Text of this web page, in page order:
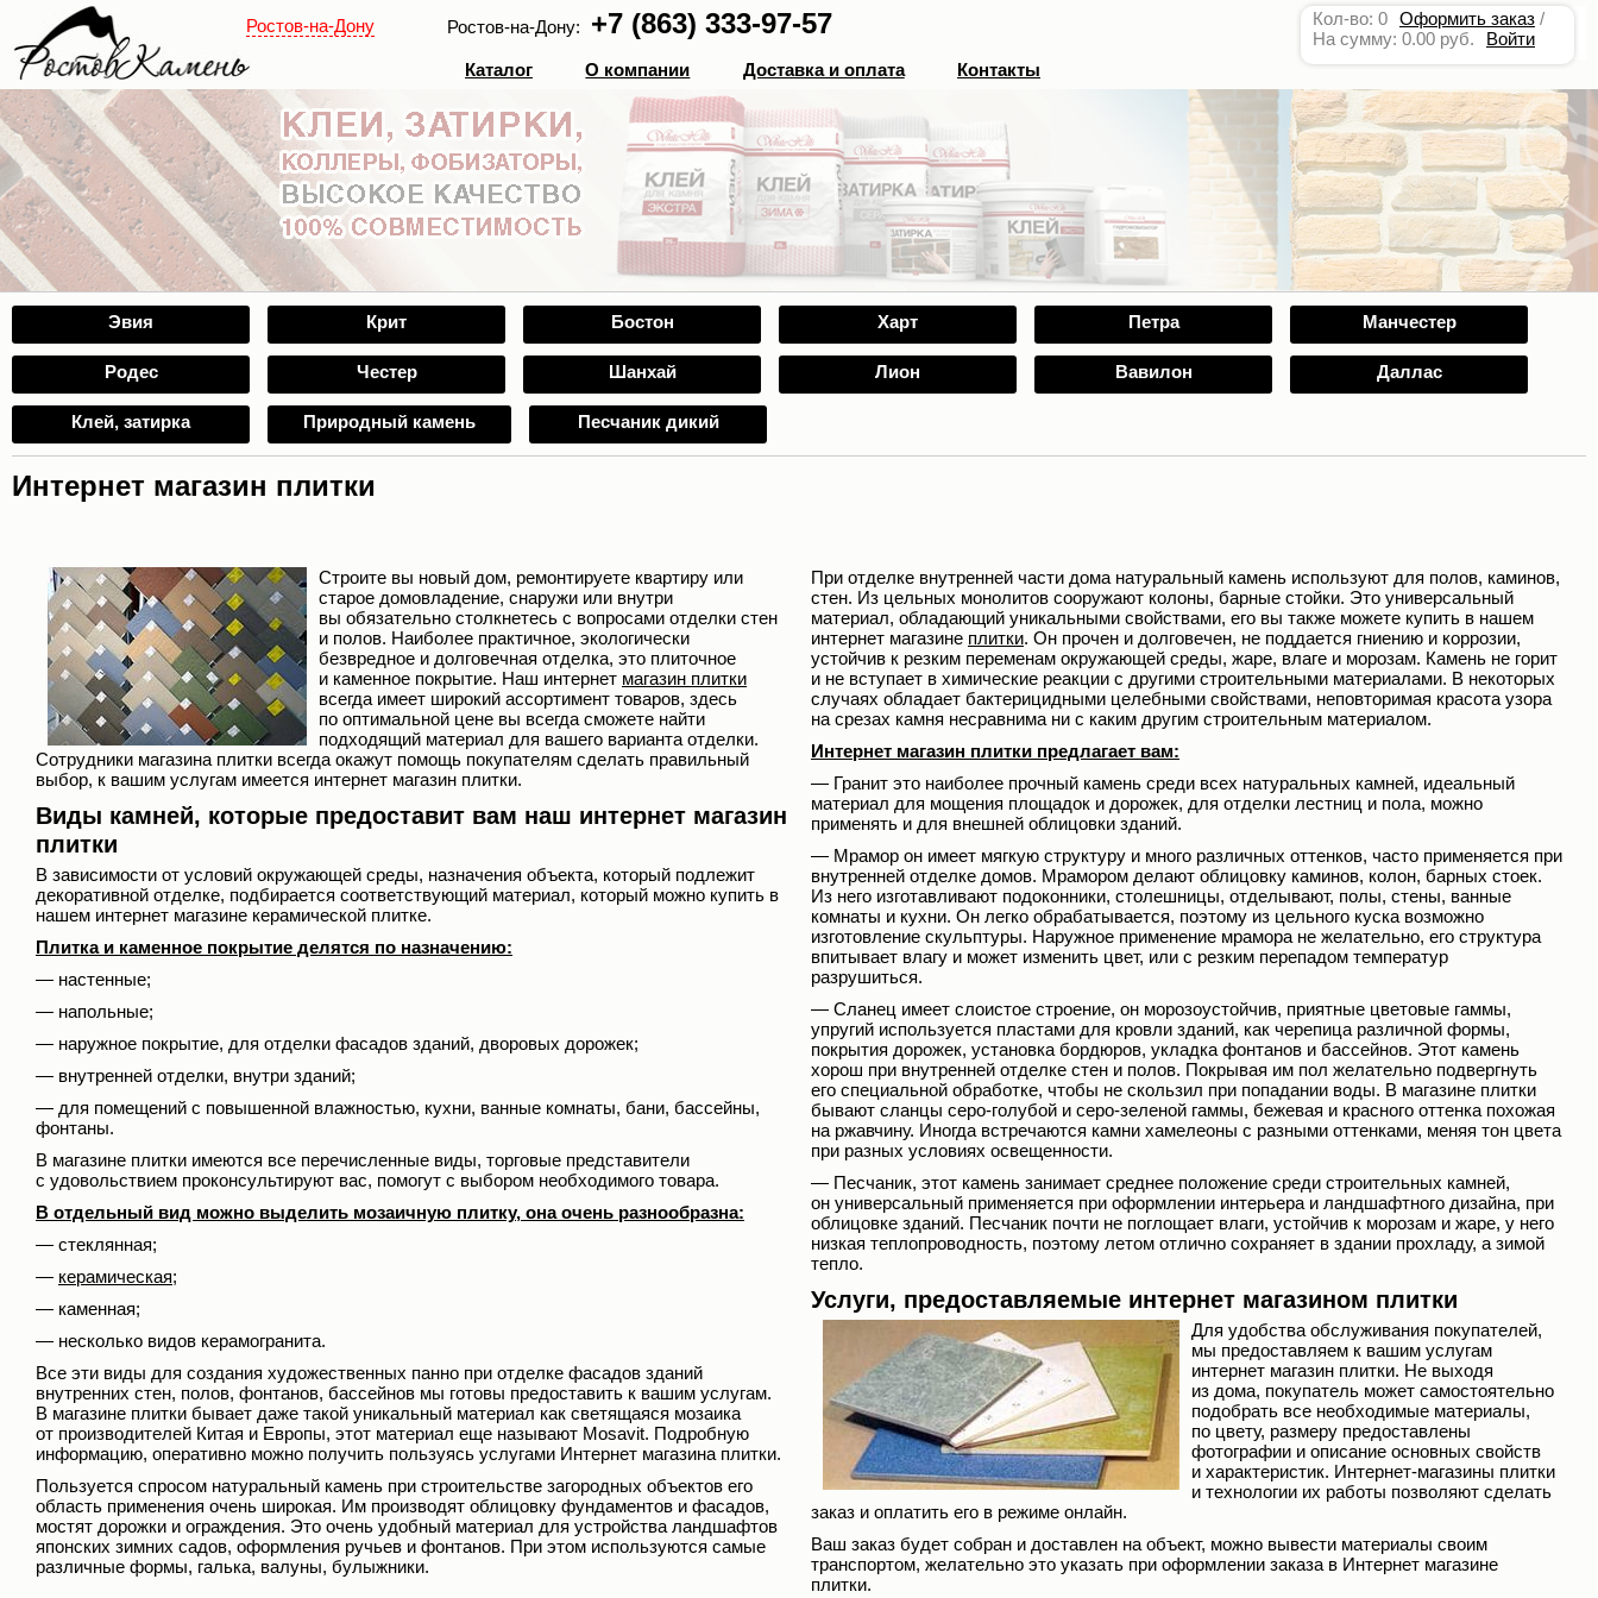
Ростов-на-Дону Ростов-на-Дону: +7 (863) 333-97-57
Кол-во: 0
На сумму: 0.00 руб.
Оформить заказ /
Войти
Каталог
О компании Доставка и оплата Контакты
Эвия Крит Бостон Харт Петра Манчестер
Родес Честер Шанхай Лион Вавилон Даллас
Клей, затирка Природный камень Песчаник дикий
Интернет магазин плитки
Строите вы новый дом, ремонтируете квартиру или
старое домовладение, снаружи или внутри
вы обязательно столкнетесь с вопросами отделки стен
и полов. Наиболее практичное, экологически
безвредное и долговечная отделка, это плиточное
и каменное покрытие. Наш интернет магазин плитки
всегда имеет широкий ассортимент товаров, здесь
по оптимальной цене вы всегда сможете найти
подходящий материал для вашего варианта отделки.
Сотрудники магазина плитки всегда окажут помощь покупателям сделать правильный
выбор, к вашим услугам имеется интернет магазин плитки.
Виды камней, которые предоставит вам наш интернет магазин
плитки
В зависимости от условий окружающей среды, назначения объекта, который подлежит
декоративной отделке, подбирается соответствующий материал, который можно купить в
нашем интернет магазине керамической плитке.
Плитка и каменное покрытие делятся по назначению:
— настенные;
— напольные;
— наружное покрытие, для отделки фасадов зданий, дворовых дорожек;
— внутренней отделки, внутри зданий;
— для помещений с повышенной влажностью, кухни, ванные комнаты, бани, бассейны,
фонтаны.
В магазине плитки имеются все перечисленные виды, торговые представители
с удовольствием проконсультируют вас, помогут с выбором необходимого товара.
В отдельный вид можно выделить мозаичную плитку, она очень разнообразна:
— стеклянная;
— керамическая;
— каменная;
— несколько видов керамогранита.
Все эти виды для создания художественных панно при отделке фасадов зданий
внутренних стен, полов, фонтанов, бассейнов мы готовы предоставить к вашим услугам.
В магазине плитки бывает даже такой уникальный материал как светящаяся мозаика
от производителей Китая и Европы, этот материал еще называют Mosavit. Подробную
информацию, оперативно можно получить пользуясь услугами Интернет магазина плитки.
Пользуется спросом натуральный камень при строительстве загородных объектов его
область применения очень широкая. Им производят облицовку фундаментов и фасадов,
мостят дорожки и ограждения. Это очень удобный материал для устройства ландшафтов
японских зимних садов, оформления ручьев и фонтанов. При этом используются самые
различные формы, галька, валуны, булыжники.
При отделке внутренней части дома натуральный камень используют для полов, каминов,
стен. Из цельных монолитов сооружают колоны, барные стойки. Это универсальный
материал, обладающий уникальными свойствами, его вы также можете купить в нашем
интернет магазине плитки. Он прочен и долговечен, не поддается гниению и коррозии,
устойчив к резким переменам окружающей среды, жаре, влаге и морозам. Камень не горит
и не вступает в химические реакции с другими строительными материалами. В некоторых
случаях обладает бактерицидными целебными свойствами, неповторимая красота узора
на срезах камня несравнима ни с каким другим строительным материалом.
Интернет магазин плитки предлагает вам:
— Гранит это наиболее прочный камень среди всех натуральных камней, идеальный
материал для мощения площадок и дорожек, для отделки лестниц и пола, можно
применять и для внешней облицовки зданий.
— Мрамор он имеет мягкую структуру и много различных оттенков, часто применяется при
внутренней отделке домов. Мрамором делают облицовку каминов, колон, барных стоек.
Из него изготавливают подоконники, столешницы, отделывают, полы, стены, ванные
комнаты и кухни. Он легко обрабатывается, поэтому из цельного куска возможно
изготовление скульптуры. Наружное применение мрамора не желательно, его структура
впитывает влагу и может изменить цвет, или с резким перепадом температур
разрушиться.
— Сланец имеет слоистое строение, он морозоустойчив, приятные цветовые гаммы,
упругий используется пластами для кровли зданий, как черепица различной формы,
покрытия дорожек, установка бордюров, укладка фонтанов и бассейнов. Этот камень
хорош при внутренней отделке стен и полов. Покрывая им пол желательно подвергнуть
его специальной обработке, чтобы не скользил при попадании воды. В магазине плитки
бывают сланцы серо-голубой и серо-зеленой гаммы, бежевая и красного оттенка похожая
на ржавчину. Иногда встречаются камни хамелеоны с разными оттенками, меняя тон цвета
при разных условиях освещенности.
— Песчаник, этот камень занимает среднее положение среди строительных камней,
он универсальный применяется при оформлении интерьера и ландшафтного дизайна, при
облицовке зданий. Песчаник почти не поглощает влаги, устойчив к морозам и жаре, у него
низкая теплопроводность, поэтому летом отлично сохраняет в здании прохладу, а зимой
тепло.
Услуги, предоставляемые интернет магазином плитки
Для удобства обслуживания покупателей,
мы предоставляем к вашим услугам
интернет магазин плитки. Не выходя
из дома, покупатель может самостоятельно
подобрать все необходимые материалы,
по цвету, размеру предоставлены
фотографии и описание основных свойств
и характеристик. Интернет-магазины плитки
и технологии их работы позволяют сделать
заказ и оплатить его в режиме онлайн.
Ваш заказ будет собран и доставлен на объект, можно вывести материалы своим
транспортом, желательно это указать при оформлении заказа в Интернет магазине
плитки.